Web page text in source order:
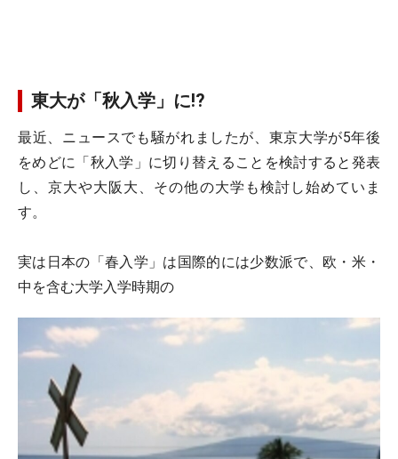
東大が「秋入学」に!?
最近、ニュースでも騒がれましたが、東京大学が5年後
をめどに「秋入学」に切り替えることを検討すると発表
し、京大や大阪大、その他の大学も検討し始めていま
す。
実は日本の「春入学」は国際的には少数派で、欧・米・
中を含む大学入学時期の